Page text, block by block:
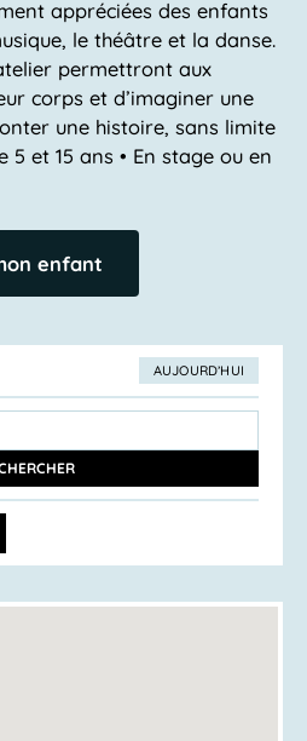
appréciées des enfants
le théâtre et la danse.
permettront aux
corps et d’imaginer une
une histoire, sans limite
5 et 15 ans • En stage ou en
enfant
AUJOURD’HUI